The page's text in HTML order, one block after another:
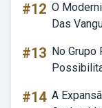
#12 O
Das
#13 No Grupo
#14 A